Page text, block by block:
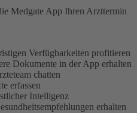
Medgate App Ihren Arzttermin
Verfügbarkeiten profitieren
Dokumente in der App erhalten
chatten
erfassen
Intelligenz
erhalten